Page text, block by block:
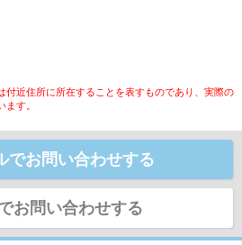
近住所に所在することを表すものであり、実際の
す。
でお問い合わせする
お問い合わせする